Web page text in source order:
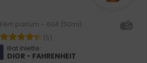
Férfi parfüm – 604 (50ml)
(5)
Illat ihlette:
DIOR - FAHRENHEIT